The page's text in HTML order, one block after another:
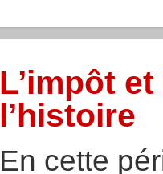
L’impôt
l’histoire
En cette